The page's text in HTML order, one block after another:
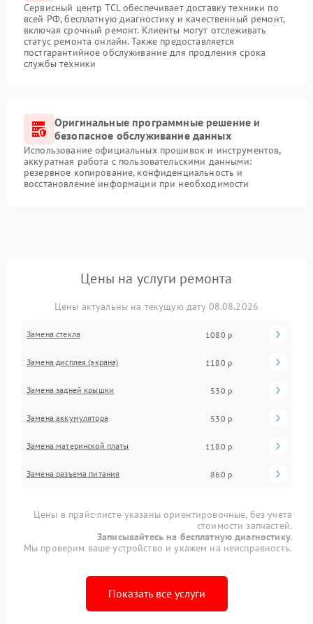
Сервисный центр TCL обеспечивает доставку техники по
всей РФ, бесплатную диагностику и качественный ремонт,
включая срочный ремонт. Клиенты могут отслеживать
статус ремонта онлайн. Также предоставляется
постгарантийное обслуживание для продления срока
службы техники
Оригинальные программные решение и
безопасное обслуживание данных
Использование официальных прошивок и инструментов,
аккуратная работа с пользовательскими данными:
резервное копирование, конфиденциальность и
восстановление информации при необходимости
Цены на услуги ремонта
Цены актуальны на текущую дату 08.08.2026
Замена стекла 1080 р
Замена дисплея (экрана) 1180 р
Замена задней крышки 530 р
Замена аккумулятора 530 р
Замена материнской платы 1180 р
Замена разъема питания 860 р
Цены в прайс-листе указаны ориентировочные, без учета
стоимости запчастей.
Записывайтесь на бесплатную диагностику.
Мы проверим ваше устройство и укажем на неисправность.
Показать все услуги